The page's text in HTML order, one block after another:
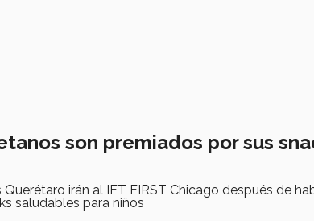
son premiados por sus
irán al IFT FIRST Chicago después de
saludables para niños